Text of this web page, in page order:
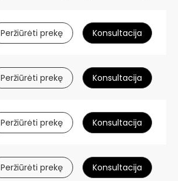
Peržiūrėti prekę Konsultacija
Peržiūrėti prekę Konsultacija
Peržiūrėti prekę Konsultacija
Peržiūrėti prekę Konsultacija